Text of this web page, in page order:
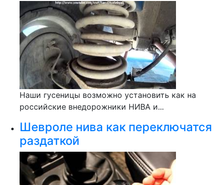
Наши гусеницы возможно установить как на
российские внедорожники НИВА и...
Шевроле нива как переключатся
раздаткой